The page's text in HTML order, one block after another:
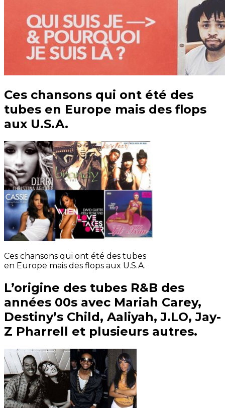
Ces chansons qui ont été des
tubes en Europe mais des flops
aux U.S.A.
Ces chansons qui ont été des tubes
en Europe mais des flops aux U.S.A.
L’origine des tubes R&B des
années 00s avec Mariah Carey,
Destiny’s Child, Aaliyah, J.LO, Jay-
Z Pharrell et plusieurs autres.